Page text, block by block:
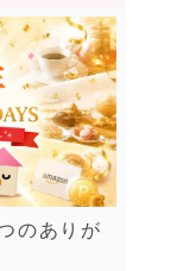
のありが